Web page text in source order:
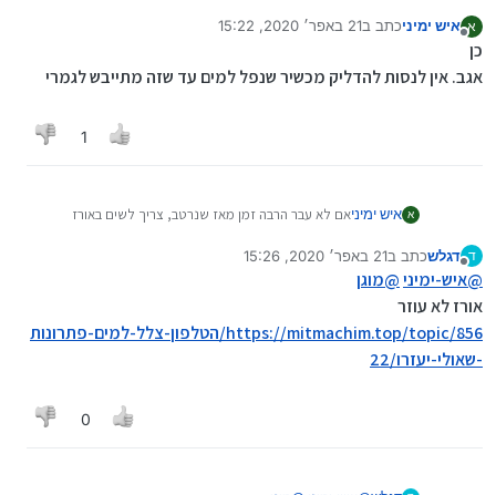
א איש ימיניכתב ב21 באפר׳ 2020, 15:22
נערך לאחרונה על ידי
כן
אגב. אין לנסות להדליק מכשיר שנפל למים עד שזה מתייבש לגמרי
1
א איש ימיניאם לא עבר הרבה זמן מאז שנרטב, צריך לשים באורז
ד
מנותק
דגלשכתב ב21 באפר׳ 2020, 15:26
נערך לאחרונה על ידי
@איש-ימיני@מוגן
אורז לא עוזר
https://mitmachim.top/topic/856/הטלפון-צלל-למים-פתרונות
-שאולי-יעזרו/22
0